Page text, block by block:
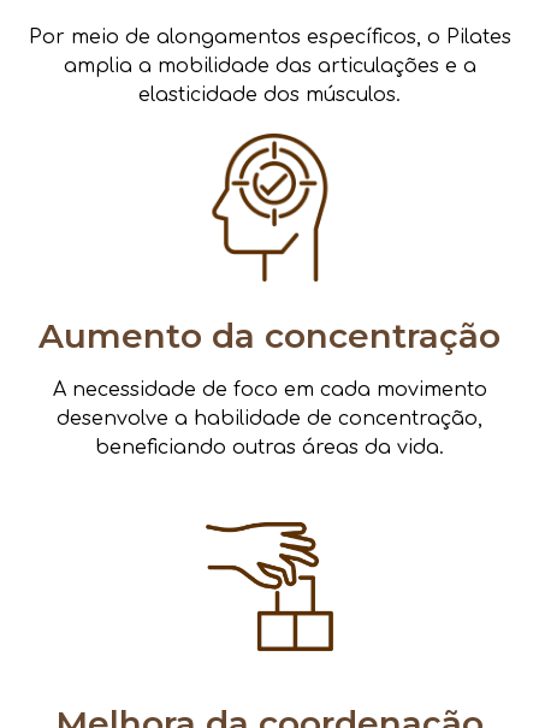
Por meio de alongamentos específicos, o Pilates
amplia a mobilidade das articulações e a
elasticidade dos músculos.
Aumento da concentração
A necessidade de foco em cada movimento
desenvolve a habilidade de concentração,
beneficiando outras áreas da vida.